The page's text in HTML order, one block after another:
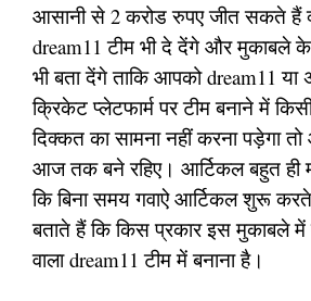
आसानी से 2 करोड रुपए जीत सकते हैं
dream11 टीम भी दे देंगे और मुकाबले के
भी बता देंगे ताकि आपको dream11 या
क्रिकेट प्लेटफार्म पर टीम बनाने में
दिक्कत का सामना नहीं करना पड़ेगा
आज तक बने रहिए। आर्टिकल बहुत ही
कि बिना समय गवाऐ आर्टिकल शुरू
बताते हैं कि किस प्रकार इस मुकाबले में
वाला dream11 टीम में बनाना है।